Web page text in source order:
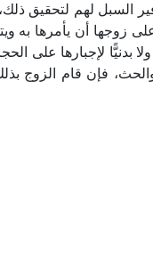
السبل لهم لتحقيق
زوجها أن يأمرها به
بدنيًّا لإجبارها على
فإن قام الزوج